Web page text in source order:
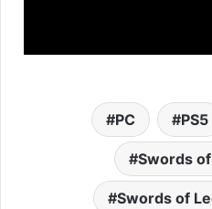
PC PS5
Swords
Swords of